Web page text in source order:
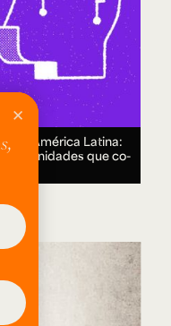
en América Latina:
comunidades que co-